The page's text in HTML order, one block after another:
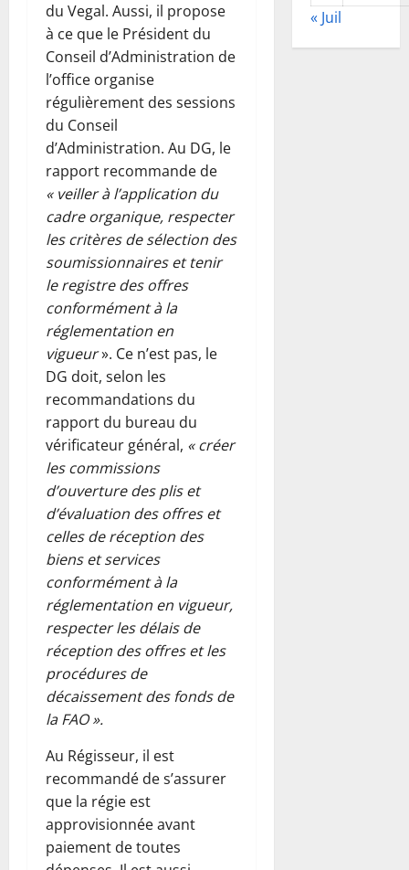
du Vegal. Aussi, il propose
à ce que le Président du
Conseil d’Administration de
l’office organise
régulièrement des sessions
du Conseil
d’Administration. Au DG, le
rapport recommande de
« veiller à l’application du
cadre organique, respecter
les critères de sélection des
soumissionnaires et tenir
le registre des offres
conformément à la
réglementation en
vigueur». Ce n’est pas, le
DG doit, selon les
recommandations du
rapport du bureau du
vérificateur général, « créer
les commissions
d’ouverture des plis et
d’évaluation des offres et
celles de réception des
biens et services
conformément à la
réglementation en vigueur,
respecter les délais de
réception des offres et les
procédures de
décaissement des fonds de
la FAO ».
Au Régisseur, il est
recommandé de s’assurer
que la régie est
approvisionnée avant
paiement de toutes
« Juil